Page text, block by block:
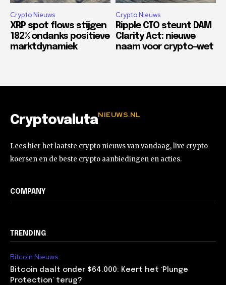
Crypto Nieuws
XRP spot flows stijgen
182% ondanks positieve
marktdynamiek
Crypto Nieuws
Ripple CTO steunt DAM
Clarity Act: nieuwe
naam voor crypto-wet
CryptovalutaNIEUWS.NL
Lees hier het laatste crypto nieuws van vandaag, live crypto
koersen en de beste crypto aanbiedingen en acties.
COMPANY
TRENDING
Bitcoin Nieuws
Bitcoin daalt onder $64.000: Keert het ‘Plunge
Protection’ terug?